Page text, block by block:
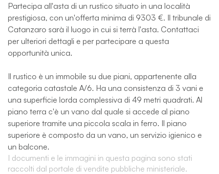
Partecipa all'asta di un rustico situato in una località
prestigiosa, con un'offerta minima di 9303 €. Il tribunale di
Catanzaro sarà il luogo in cui si terrà l'asta. Contattaci
per ulteriori dettagli e per partecipare a questa
opportunità unica.
Il rustico è un immobile su due piani, appartenente alla
categoria catastale A/6. Ha una consistenza di 3 vani e
una superficie lorda complessiva di 49 metri quadrati. Al
piano terra c'è un vano dal quale si accede al piano
superiore tramite una piccola scala in ferro. Il piano
superiore è composto da un vano, un servizio igienico e
un balcone.
I documenti e le immagini in questa pagina sono stati
raccolti dal portale di vendite pubbliche ministeriale.